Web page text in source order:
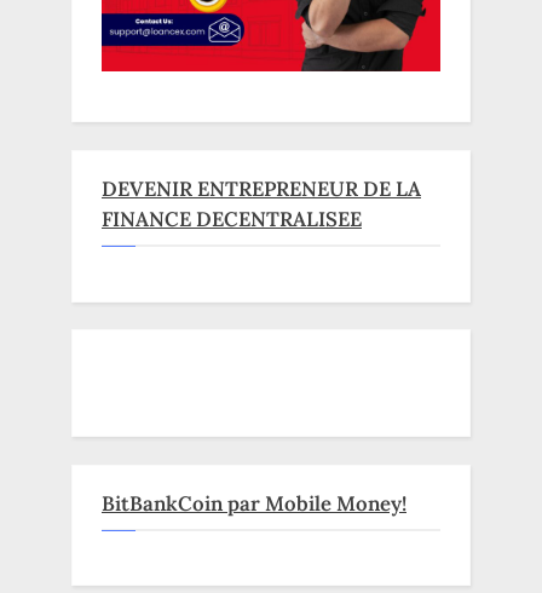
DEVENIR ENTREPRENEUR DE LA
FINANCE DECENTRALISEE
BitBankCoin par Mobile Money!